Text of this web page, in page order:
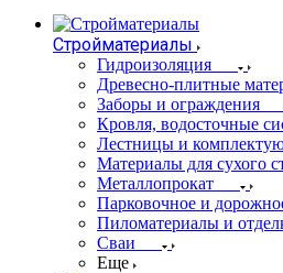
Стройматериалы
Гидроизоляция
Древесно-плитные
Заборы и ограждения
Кровля, водосточные
Лестницы и
Материалы для сухого
Металлопрокат
Парковочное и
Пиломатериалы и
Сваи
Еще